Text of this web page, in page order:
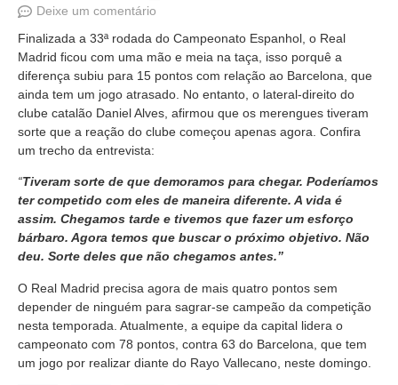
Deixe um comentário
Finalizada a 33ª rodada do Campeonato Espanhol, o Real
Madrid ficou com uma mão e meia na taça, isso porquê a
diferença subiu para 15 pontos com relação ao Barcelona, que
ainda tem um jogo atrasado. No entanto, o lateral-direito do
clube catalão Daniel Alves, afirmou que os merengues tiveram
sorte que a reação do clube começou apenas agora. Confira
um trecho da entrevista:
“Tiveram sorte de que demoramos para chegar. Poderíamos
ter competido com eles de maneira diferente. A vida é
assim. Chegamos tarde e tivemos que fazer um esforço
bárbaro. Agora temos que buscar o próximo objetivo. Não
deu. Sorte deles que não chegamos antes.”
O Real Madrid precisa agora de mais quatro pontos sem
depender de ninguém para sagrar-se campeão da competição
nesta temporada. Atualmente, a equipe da capital lidera o
campeonato com 78 pontos, contra 63 do Barcelona, que tem
um jogo por realizar diante do Rayo Vallecano, neste domingo.